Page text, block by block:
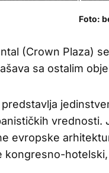
Foto:
(Crown Plaza)
sa ostalim
vrednosti.
evropske
kongresno-